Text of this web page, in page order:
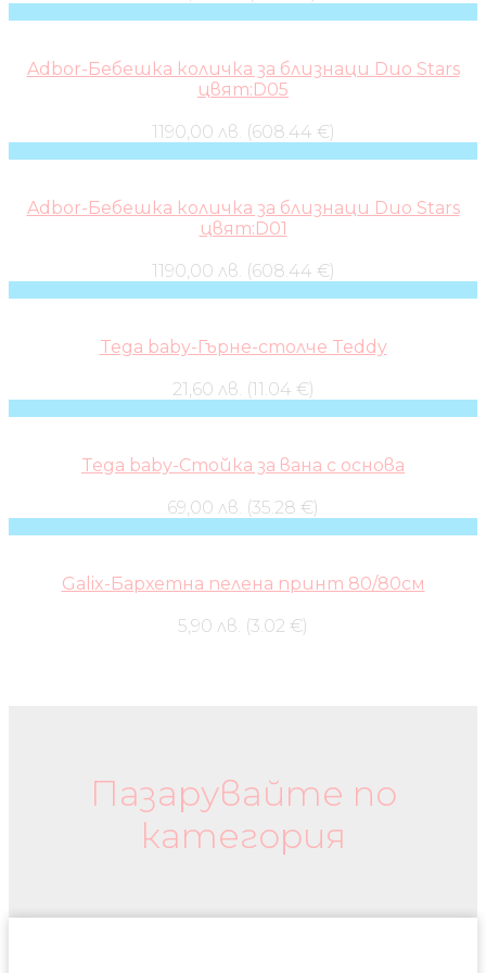
Adbor-Бебешка количка за близнаци Duo Stars
цвят:D05
1190,00 лв. (608.44 €)
Adbor-Бебешка количка за близнаци Duo Stars
цвят:D01
1190,00 лв. (608.44 €)
Tega baby-Гърне-столче Teddy
21,60 лв. (11.04 €)
Tega baby-Стойка за вана с основа
69,00 лв. (35.28 €)
Galix-Бархетна пелена принт 80/80см
5,90 лв. (3.02 €)
Пазарувайте по
категория